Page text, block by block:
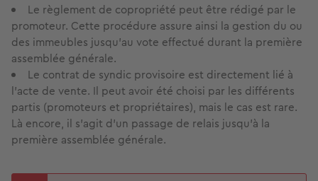
Le règlement de copropriété peut être rédigé par le
promoteur. Cette procédure assure ainsi la gestion du ou
des immeubles jusqu’au vote effectué durant la première
assemblée générale.
Le contrat de syndic provisoire est directement lié à
l’acte de vente. Il peut avoir été choisi par les différents
partis (promoteurs et propriétaires), mais le cas est rare.
Là encore, il s’agit d’un passage de relais jusqu’à la
première assemblée générale.